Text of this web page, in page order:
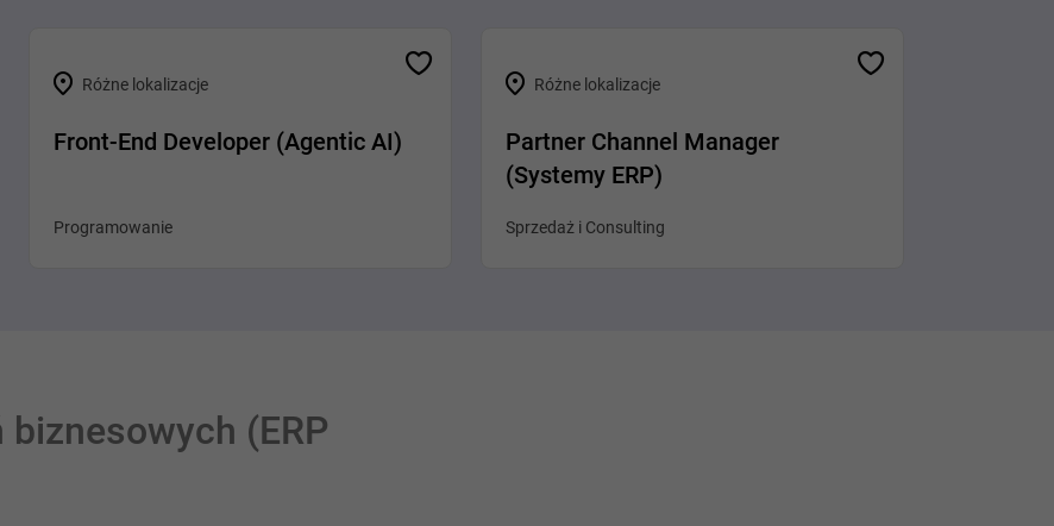
Różne lokalizacje
Front-End Developer (Agentic AI)
Programowanie
Różne lokalizacje
Partner Channel Manager
(Systemy ERP)
Sprzedaż i Consulting
(ERP